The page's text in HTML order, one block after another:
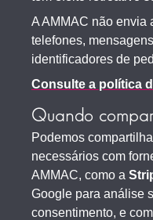
A AMMAC não envia
telefones,
identificadores de
Consulte a política
Quando
Podemos
necessários com
AMMAC, como a
Google para análise
consentimento, e